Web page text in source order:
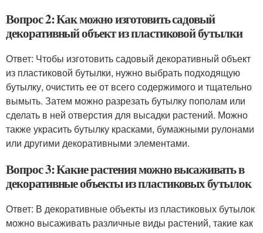
Вопрос 2: Как можно изготовить садовый
декоративный объект из пластиковой бутылки
Ответ: Чтобы изготовить садовый декоративный объект
из пластиковой бутылки, нужно выбрать подходящую
бутылку, очистить ее от всего содержимого и тщательно
вымыть. Затем можно разрезать бутылку пополам или
сделать в ней отверстия для высадки растений. Можно
также украсить бутылку красками, бумажными рулонами
или другими декоративными элементами.
Вопрос 3: Какие растения можно высаживать в
декоративные объекты из пластиковых бутылок
Ответ: В декоративные объекты из пластиковых бутылок
можно высаживать различные виды растений, такие как